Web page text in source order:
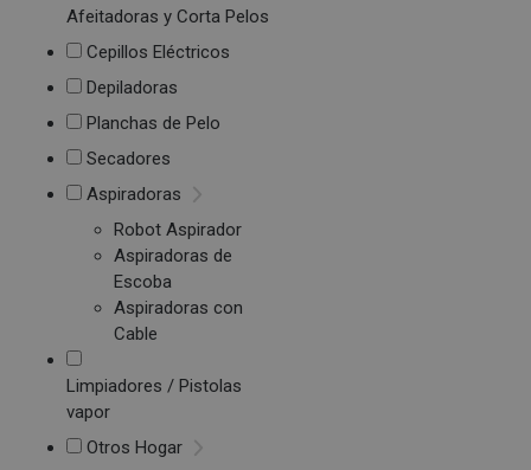
Afeitadoras y Corta Pelos
Cepillos Eléctricos
Depiladoras
Planchas de Pelo
Secadores
Aspiradoras
Robot Aspirador
Aspiradoras de
Escoba
Aspiradoras con
Cable
Limpiadores / Pistolas
vapor
Otros Hogar